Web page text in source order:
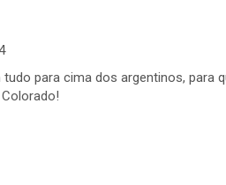
para cima dos argentinos, para